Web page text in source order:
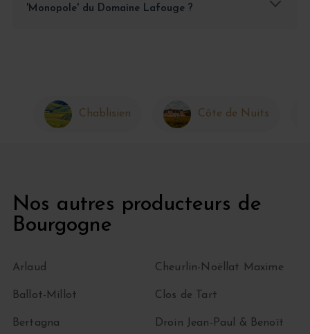
'Monopole' du Domaine Lafouge ?
Chablisien Côte de Nuits
Nos autres producteurs de
Bourgogne
Arlaud
Ballot-Millot
Bertagna
Cheurlin-Noëllat Maxime
Clos de Tart
Droin Jean-Paul & Benoït